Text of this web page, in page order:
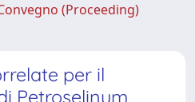
(Proceeding)
per il
Petroselinum